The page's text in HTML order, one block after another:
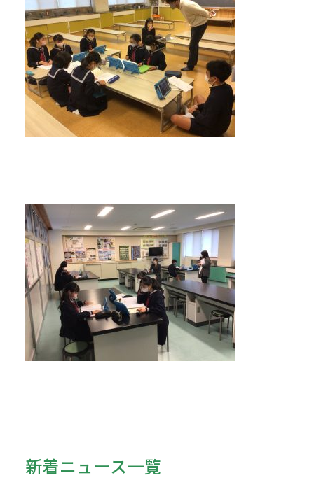
新着ニュース一覧